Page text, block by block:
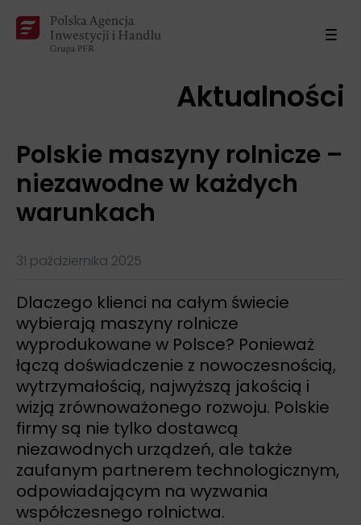
Aktualności
Polskie maszyny rolnicze –
niezawodne w każdych
warunkach
31 października 2025
Dlaczego klienci na całym świecie
wybierają maszyny rolnicze
wyprodukowane w Polsce? Ponieważ
łączą doświadczenie z nowoczesnością,
wytrzymałością, najwyższą jakością i
wizją zrównoważonego rozwoju. Polskie
firmy są nie tylko dostawcą
niezawodnych urządzeń, ale także
zaufanym partnerem technologicznym,
odpowiadającym na wyzwania
współczesnego rolnictwa.